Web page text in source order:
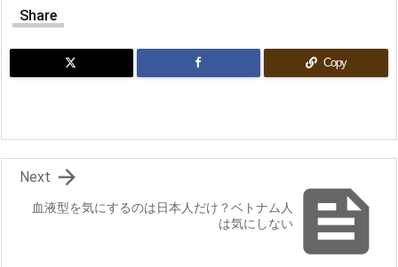
Share
Copy

血液型を気にするのは日本人だけ？ベトナム人
は気にしない

Next